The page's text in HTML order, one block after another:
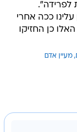
לפרידה".
ככה אחרי
כן החזיקו
מעיין אדם